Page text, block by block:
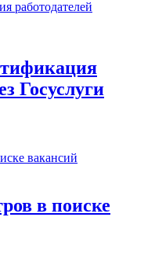
Госуслуги
в поиске